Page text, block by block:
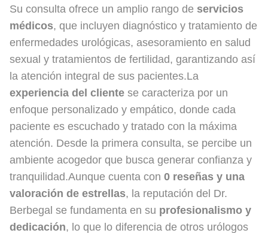
Su consulta ofrece un amplio rango de servicios
médicos, que incluyen diagnóstico y tratamiento de
enfermedades urológicas, asesoramiento en salud
sexual y tratamientos de fertilidad, garantizando así
la atención integral de sus pacientes.La
experiencia del cliente se caracteriza por un
enfoque personalizado y empático, donde cada
paciente es escuchado y tratado con la máxima
atención. Desde la primera consulta, se percibe un
ambiente acogedor que busca generar confianza y
tranquilidad.Aunque cuenta con 0 reseñas y una
valoración de estrellas, la reputación del Dr.
Berbegal se fundamenta en su profesionalismo y
dedicación, lo que lo diferencia de otros urólogos